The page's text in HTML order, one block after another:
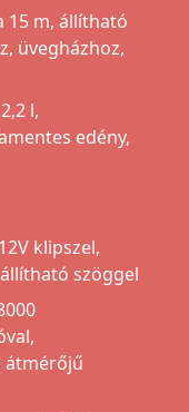
15 m, állítható
üvegházhoz,
l,
edény,
klipszel,
szöggel
átmérőjű